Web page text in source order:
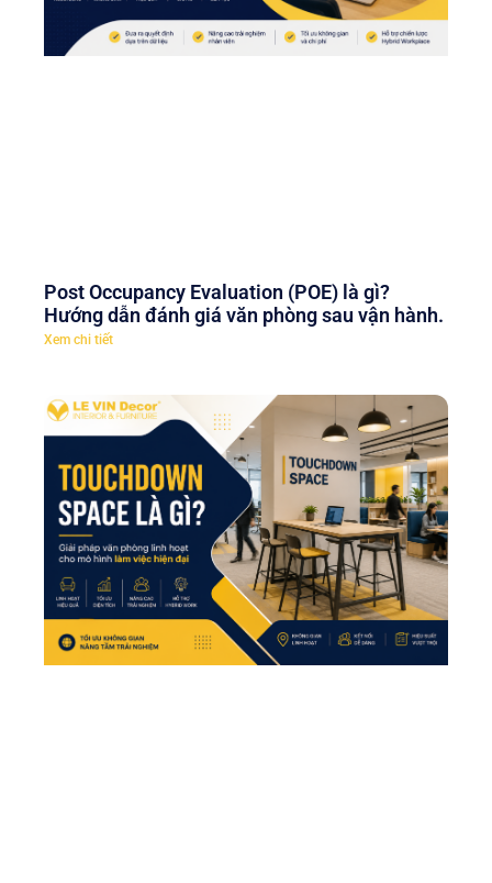
Post Occupancy Evaluation (POE) là gì?
Hướng dẫn đánh giá văn phòng sau vận hành.
Xem chi tiết